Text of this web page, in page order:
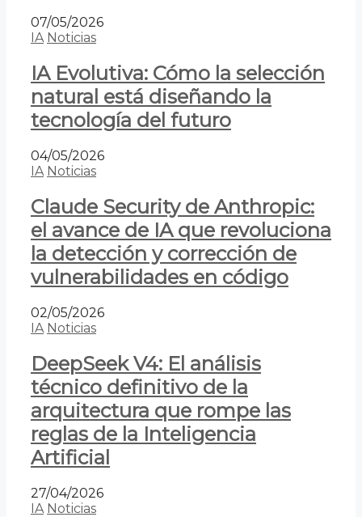
07/05/2026
IA Noticias
IA Evolutiva: Cómo la selección
natural está diseñando la
tecnología del futuro
04/05/2026
IA Noticias
Claude Security de Anthropic:
el avance de IA que revoluciona
la detección y corrección de
vulnerabilidades en código
02/05/2026
IA Noticias
DeepSeek V4: El análisis
técnico definitivo de la
arquitectura que rompe las
reglas de la Inteligencia
Artificial
27/04/2026
IA Noticias